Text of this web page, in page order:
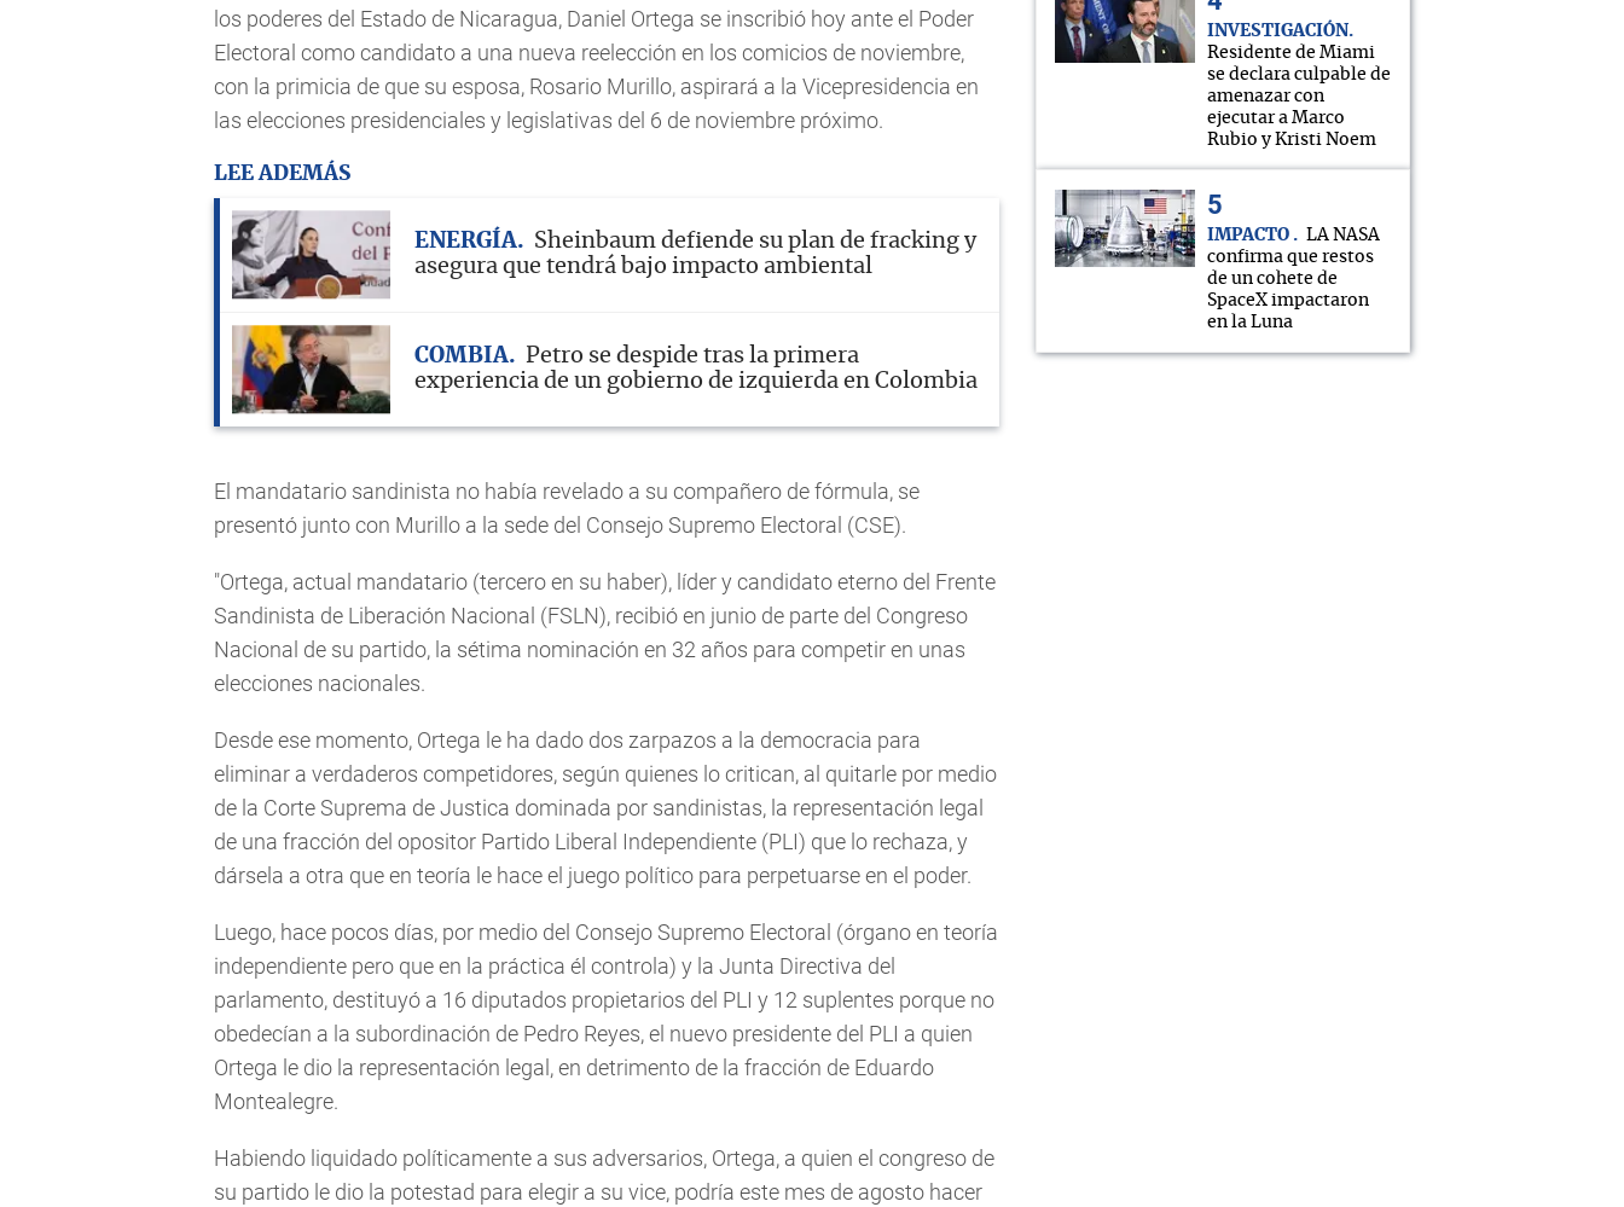
los poderes del Estado de Nicaragua, Daniel Ortega se inscribió hoy ante el Poder
Electoral como candidato a una nueva reelección en los comicios de noviembre,
con la primicia de que su esposa, Rosario Murillo, aspirará a la Vicepresidencia en
las elecciones presidenciales y legislativas del 6 de noviembre próximo.
LEE ADEMÁS
ENERGÍA
Sheinbaum defiende su plan de fracking y
asegura que tendrá bajo impacto ambiental
COMBIA
Petro se despide tras la primera
experiencia de un gobierno de izquierda en Colombia
El mandatario sandinista no había revelado a su compañero de fórmula, se
presentó junto con Murillo a la sede del Consejo Supremo Electoral (CSE).
"Ortega, actual mandatario (tercero en su haber), líder y candidato eterno del Frente
Sandinista de Liberación Nacional (FSLN), recibió en junio de parte del Congreso
Nacional de su partido, la sétima nominación en 32 años para competir en unas
elecciones nacionales.
Desde ese momento, Ortega le ha dado dos zarpazos a la democracia para
eliminar a verdaderos competidores, según quienes lo critican, al quitarle por medio
de la Corte Suprema de Justica dominada por sandinistas, la representación legal
de una fracción del opositor Partido Liberal Independiente (PLI) que lo rechaza, y
dársela a otra que en teoría le hace el juego político para perpetuarse en el poder.
Luego, hace pocos días, por medio del Consejo Supremo Electoral (órgano en teoría
independiente pero que en la práctica él controla) y la Junta Directiva del
parlamento, destituyó a 16 diputados propietarios del PLI y 12 suplentes porque no
obedecían a la subordinación de Pedro Reyes, el nuevo presidente del PLI a quien
Ortega le dio la representación legal, en detrimento de la fracción de Eduardo
Montealegre.
Habiendo liquidado políticamente a sus adversarios, Ortega, a quien el congreso de
su partido le dio la potestad para elegir a su vice, podría este mes de agosto hacer
INVESTIGACIÓN
Residente de Miami
se declara culpable de
amenazar con
ejecutar a Marco
Rubio y Kristi Noem
IMPACTO
LA NASA
confirma que restos
de un cohete de
SpaceX impactaron
en la Luna